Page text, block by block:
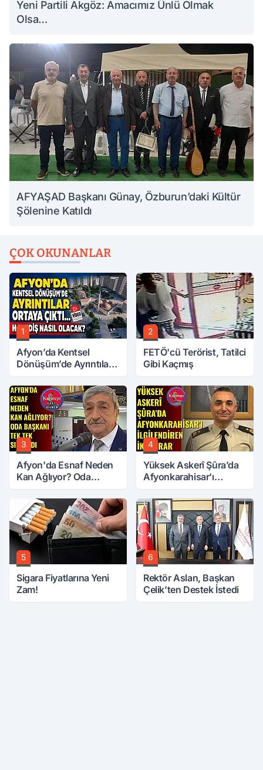
Yeni Partili Akgöz: Amacımız Ünlü Olmak
Olsa…
AFYAŞAD Başkanı Günay, Özburun’daki Kültür
Şölenine Katıldı
ÇOK OKUNANLAR
1
Afyon’da Kentsel
Dönüşüm’de Ayrıntılar
Nasıl Olacak?
2
FETÖ'cü Terörist, Tatilci
Gibi Kaçmış
3
Afyon'da Esnaf Neden
Kan Ağlıyor? Oda
4
Yüksek Askerî Şûra’da
Afyonkarahisar'ı
5
Sigara Fiyatlarına Yeni
Zam!
6
Rektör Aslan, Başkan
Çelik’ten Destek İstedi